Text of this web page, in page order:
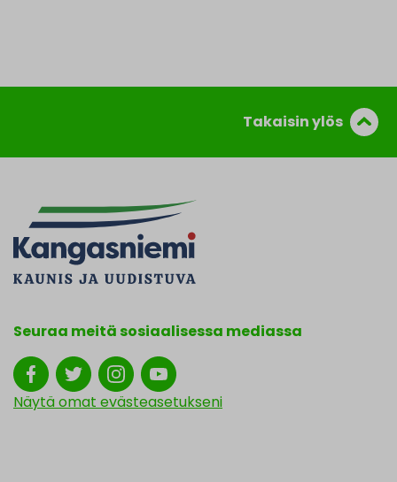
Takaisin ylös
Seuraa meitä sosiaalisessa mediassa
Näytä omat evästeasetukseni